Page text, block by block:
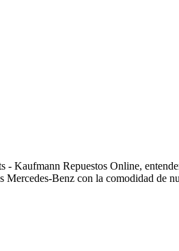
Kaufmann Repuestos Online,
Benz con la comodidad